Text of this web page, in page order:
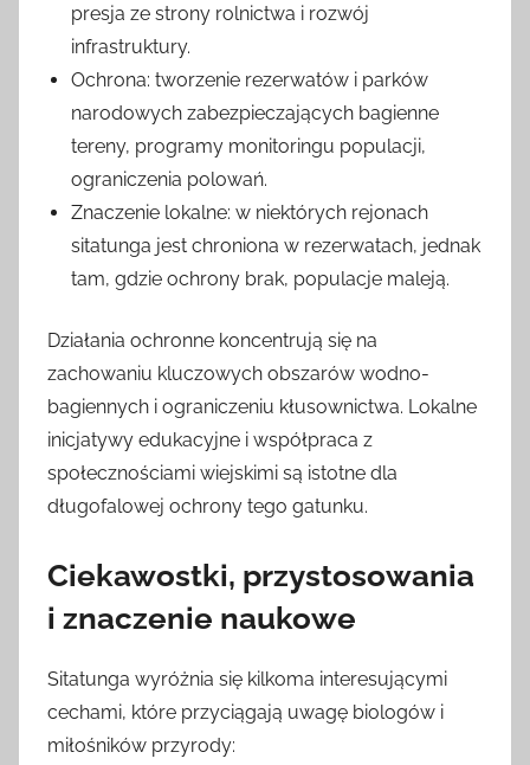
presja ze strony rolnictwa i rozwój
infrastruktury.
Ochrona: tworzenie rezerwatów i parków
narodowych zabezpieczających bagienne
tereny, programy monitoringu populacji,
ograniczenia polowań.
Znaczenie lokalne: w niektórych rejonach
sitatunga jest chroniona w rezerwatach, jednak
tam, gdzie ochrony brak, populacje maleją.
Działania ochronne koncentrują się na
zachowaniu kluczowych obszarów wodno-
bagiennych i ograniczeniu kłusownictwa. Lokalne
inicjatywy edukacyjne i współpraca z
społecznościami wiejskimi są istotne dla
długofalowej ochrony tego gatunku.
Ciekawostki, przystosowania
i znaczenie naukowe
Sitatunga wyróżnia się kilkoma interesującymi
cechami, które przyciągają uwagę biologów i
miłośników przyrody: